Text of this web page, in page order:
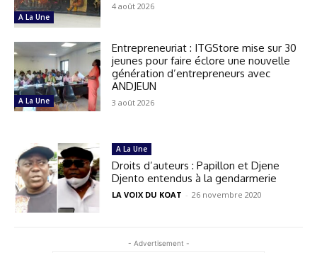
A La Une
4 août 2026
A La Une
Entrepreneuriat : ITGStore mise sur 30
jeunes pour faire éclore une nouvelle
génération d’entrepreneurs avec
ANDJEUN
3 août 2026
A La Une
Droits d’auteurs : Papillon et Djene
Djento entendus à la gendarmerie
LA VOIX DU KOAT - 26 novembre 2020
- Advertisement -